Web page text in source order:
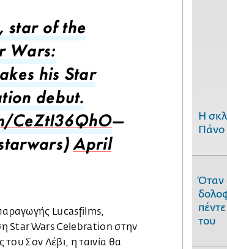
star of the
Wars:
his Star
debut.
CeZtI36QhO—
April
Lucasfilms,
Star Wars Celebration στην
του Σον Λέβι, η ταινία θα
H
Πάνο
Όταν
του